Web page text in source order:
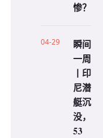
惨？
04-29
瞬间
一周
丨印
尼潜
艇沉
没，
53